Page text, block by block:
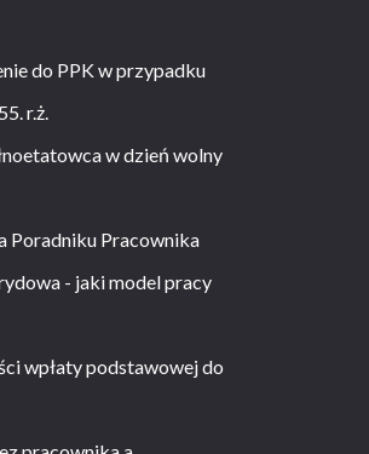
do PPK w przypadku
r.ż.
w dzień wolny
Poradniku Pracownika
- jaki model pracy
wpłaty podstawowej do